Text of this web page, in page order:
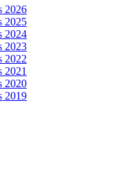
2026
2025
2024
2023
2022
2021
2020
2019